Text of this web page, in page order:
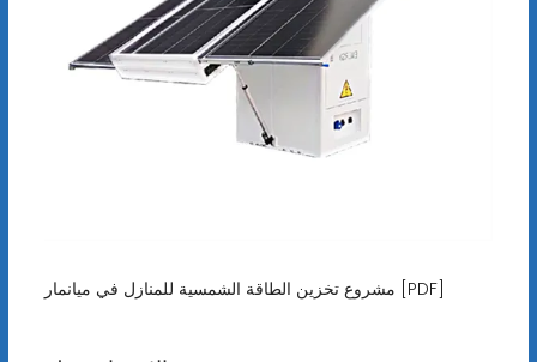
مشروع تخزين الطاقة الشمسية للمنازل في ميانمار [PDF]